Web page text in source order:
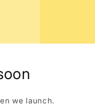
we launch.